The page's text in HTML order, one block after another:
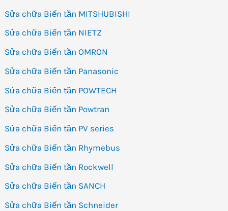
Sửa chữa Biến tần MITSHUBISHI
Sửa chữa Biến tần NIETZ
Sửa chữa Biến tần OMRON
Sửa chữa Biến tần Panasonic
Sửa chữa Biến tần POWTECH
Sửa chữa Biến tần Powtran
Sửa chữa Biến tần PV series
Sửa chữa Biến tần Rhymebus
Sửa chữa Biến tần Rockwell
Sửa chữa Biến tần SANCH
Sửa chữa Biến tần Schneider